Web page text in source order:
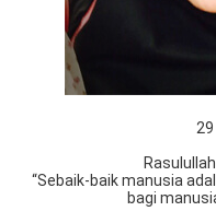
“Sebaik-baik manusia
bagi